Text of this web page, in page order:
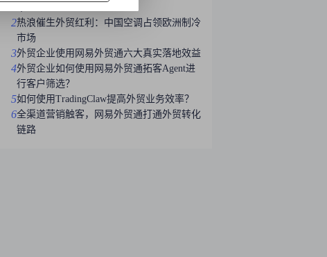
2热浪催生外贸红利：中国空调占领欧洲制冷
市场
3外贸企业使用网易外贸通六大真实落地效益
4外贸企业如何使用网易外贸通拓客Agent进
行客户筛选？
5如何使用TradingClaw提高外贸业务效率？
6全渠道营销触客，网易外贸通打通外贸转化
链路